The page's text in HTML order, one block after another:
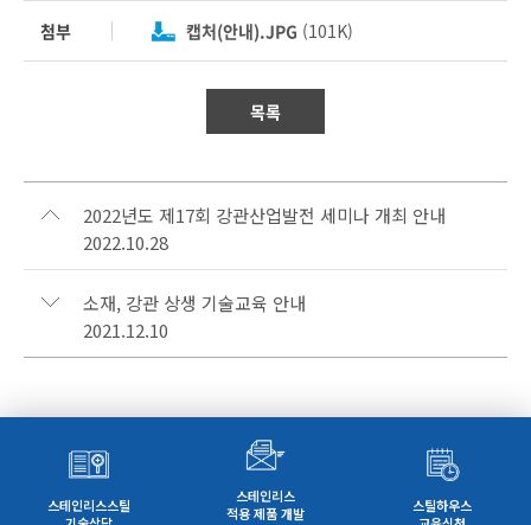
첨부 캡처(안내).JPG (101K)
목록
2022년도 제17회 강관산업발전 세미나 개최 안내
2022.10.28
소재, 강관 상생 기술교육 안내
2021.12.10
스테인리스스틸
스테인리스
적용 제품 개발
스틸하우스